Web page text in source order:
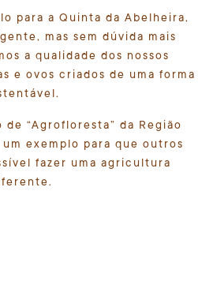
para a Quinta da Abelheira,
mas sem dúvida mais
a qualidade dos nossos
e ovos criados de uma forma
“Agrofloresta” da Região
exemplo para que outros
fazer uma agricultura